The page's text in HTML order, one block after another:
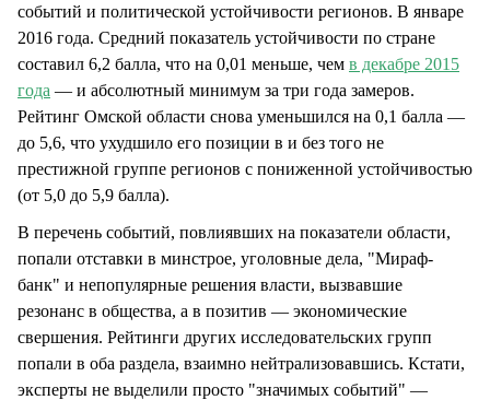
событий и политической устойчивости регионов. В январе
2016 года. Средний показатель устойчивости по стране
составил 6,2 балла, что на 0,01 меньше, чем в декабре 2015
года — и абсолютный минимум за три года замеров.
Рейтинг Омской области снова уменьшился на 0,1 балла —
до 5,6, что ухудшило его позиции в и без того не
престижной группе регионов с пониженной устойчивостью
(от 5,0 до 5,9 балла).
В перечень событий, повлиявших на показатели области,
попали отставки в минстрое, уголовные дела, "Мираф-
банк" и непопулярные решения власти, вызвавшие
резонанс в общества, а в позитив — экономические
свершения. Рейтинги других исследовательских групп
попали в оба раздела, взаимно нейтрализовавшись. Кстати,
эксперты не выделили просто "значимых событий" —